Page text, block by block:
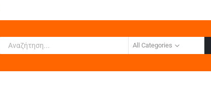
All Categories